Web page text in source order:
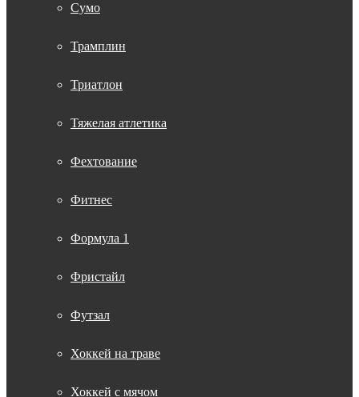
Сумо
Трамплин
Триатлон
Тяжелая атлетика
Фехтование
Фитнес
Формула 1
Фристайл
Футзал
Хоккей на траве
Хоккей с мячом